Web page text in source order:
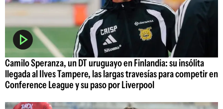
Camilo Speranza, un DT uruguayo en Finlandia: su insólita
llegada al Ilves Tampere, las largas travesías para competir en
Conference League y su paso por Liverpool